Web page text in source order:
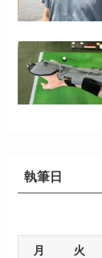
執筆日
月
火